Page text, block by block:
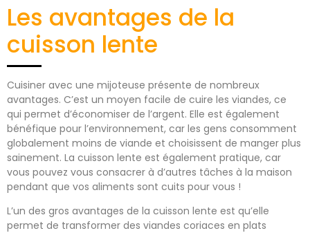
Les avantages de la
cuisson lente
Cuisiner avec une mijoteuse présente de nombreux
avantages. C’est un moyen facile de cuire les viandes, ce
qui permet d’économiser de l’argent. Elle est également
bénéfique pour l’environnement, car les gens consomment
globalement moins de viande et choisissent de manger plus
sainement. La cuisson lente est également pratique, car
vous pouvez vous consacrer à d’autres tâches à la maison
pendant que vos aliments sont cuits pour vous !
L’un des gros avantages de la cuisson lente est qu’elle
permet de transformer des viandes coriaces en plats